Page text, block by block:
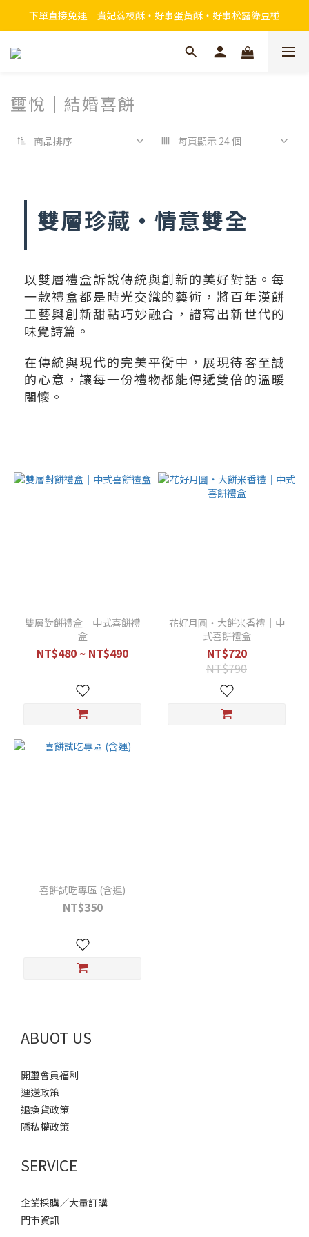
下單直接免運｜貴妃荔枝酥・好事蛋黃酥・好事松露綠豆椪
璽悅｜結婚喜餅
商品排序 每頁顯示 24 個
雙層珍藏・情意雙全
以雙層禮盒訴說傳統與創新的美好對話。每
一款禮盒都是時光交織的藝術，將百年漢餅
工藝與創新甜點巧妙融合，譜寫出新世代的
味覺詩篇。
在傳統與現代的完美平衡中，展現待客至誠
的心意，讓每一份禮物都能傳遞雙倍的溫暖
關懷。
雙層對餅禮盒｜中式喜餅禮
盒
NT$480 ~ NT$490
花好月圓・大餅米香禮｜中
式喜餅禮盒
NT$720
NT$790
喜餅試吃專區 (含運)
NT$350
ABUOT US
開璽會員福利
運送政策
退換貨政策
隱私權政策
SERVICE
企業採購／大量訂購
門市資訊